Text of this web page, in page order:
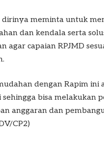
dirinya meminta untuk
dan kendala serta
agar capaian RPJMD
dengan Rapim ini
sehingga bisa melakukan
anggaran dan
CP2)